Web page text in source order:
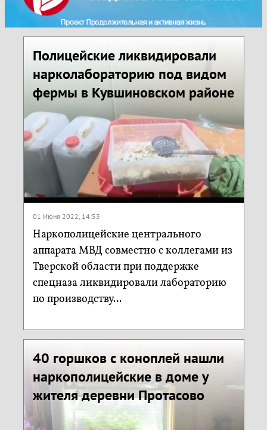
Полицейские ликвидировали
нарколабораторию под видом
фермы в Кувшиновском районе
01 Июня 2022, 14:53
Наркополицейские центрального
аппарата МВД совместно с коллегами из
Тверской области при поддержке
спецназа ликвидировали лабораторию
по производству...
40 горшков с коноплей нашли
наркополицейские в доме у
жителя деревни Протасово